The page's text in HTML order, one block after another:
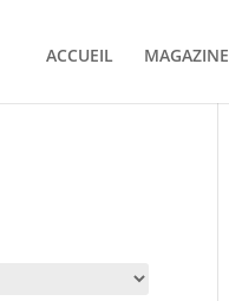
ACCUEIL MAGAZINE